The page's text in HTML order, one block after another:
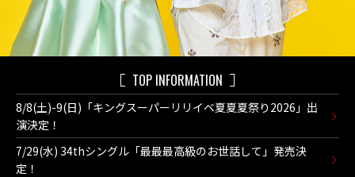
TOP INFORMATION
8/8(土)-9(日)「キングスーパーリリイベ夏夏夏祭り2026」出
演決定！
7/29(水) 34thシングル「最最最高級のお世話して」発売決
定！